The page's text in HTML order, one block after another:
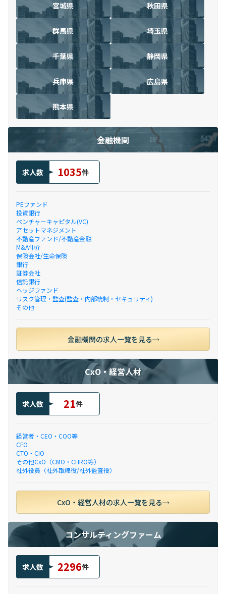
宮城県 秋田県
群馬県 埼玉県
千葉県 静岡県
兵庫県 広島県
熊本県
金融機関
求人数 1035件
PEファンド
投資銀行
ベンチャーキャピタル(VC)
アセットマネジメント
不動産ファンド/不動産金融
M&A仲介
保険会社/生命保険
銀行
証券会社
信託銀行
ヘッジファンド
リスク管理・監査(監査・内部統制・セキュリティ)
その他
金融機関の求人一覧を見る
CxO・経営人材
求人数 21件
経営者・CEO・COO等
CFO
CTO・CIO
その他CxO（CMO・CHRO等）
社外役員（社外取締役/社外監査役）
CxO・経営人材の求人一覧を見る
コンサルティングファーム
求人数 2296件